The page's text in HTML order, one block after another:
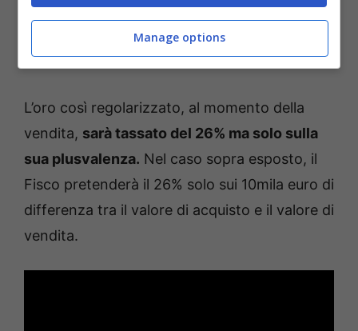
norma anche senza documenti sarà possibile
stabilire un valore fiscale e pagare una tassa
una tantum del 12,5%.
L’oro così regolarizzato, al momento della
vendita, sarà tassato del 26% ma solo sulla
sua plusvalenza. Nel caso sopra esposto, il
Fisco pretenderà il 26% solo sui 10mila euro di
differenza tra il valore di acquisto e il valore di
vendita.
Manage options